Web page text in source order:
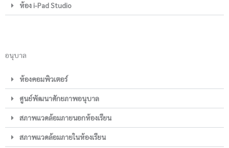
ห้อง i-Pad Studio
อนุบาล
ห้องคอมพิวเตอร์
ศูนย์พัฒนาศักยภาพอนุบาล
สภาพแวดล้อมภายนอกห้องเรียน
สภาพแวดล้อมภายในห้องเรียน